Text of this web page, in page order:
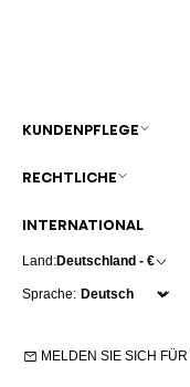
INTERNATIONAL
Land:Deutschland - €
Sprache:
MELDEN SIE SICH
KUNDENPFLEGE
RECHTLICHE